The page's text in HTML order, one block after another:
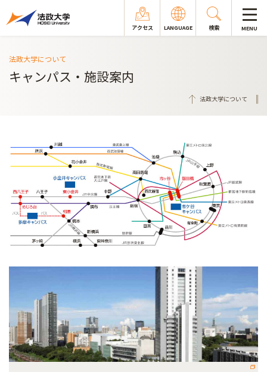
アクセス LANGUAGE 検索 MENU
法政大学について
キャンパス・施設案内
法政大学について